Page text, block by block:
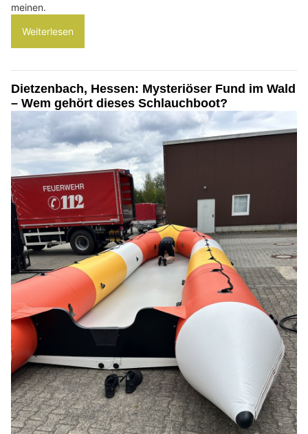
meinen.
Weiterlesen
Dietzenbach, Hessen: Mysteriöser Fund im Wald
– Wem gehört dieses Schlauchboot?